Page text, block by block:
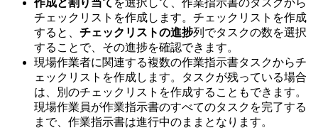
作成と割り当てを選択して、作業指示書のタスクから
チェックリストを作成します。チェックリストを作成
すると、 チェックリストの進捗列でタスクの数を選択
することで、その進捗を確認できます。
現場作業者に関連する複数の作業指示書タスクからチ
ェックリストを作成します。タスクが残っている場合
は、別のチェックリストを作成することもできます。
現場作業員が作業指示書のすべてのタスクを完了する
まで、作業指示書は進行中のままとなります。